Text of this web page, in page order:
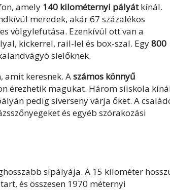
, amely 140 kilométernyi pályátkínál.
meredek, akár 67 százalékos
völgylefutása. Ezenkívül ott van a
kickerrel, rail-lel és box-szal. Egy800
síelőknek.
amit keresnek. Aszámos könnyű
érezhetik magukat. Három síiskola
pedig síverseny várja őket. A
és egyéb szórakozási
sípályája. A 15 kilométer
és összesen 1970 méternyi